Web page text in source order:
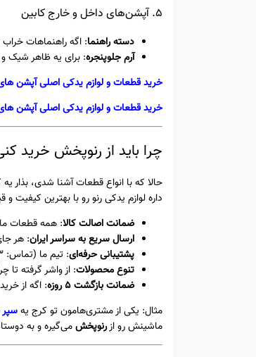
5. آپشن‌های داخل و خارج کابین
دسته راهنما: اگه راهنماهات
آرم جلوپنجره: برای یه ظاهر شیک و
خرید قطعات و لوازم یدکی اصلی آپشن
خرید قطعات و لوازم یدکی اصلی آپشن
چرا باید از رنوپخش خرید
حالا که با انواع قطعات آشنا شدی، بذار
داره لوازم یدکی رنو رو با بهترین
ضمانت اصالت کالا: همه قطعات ما
ارسال سریع به سراسر ایران: هر
پشتیبانی حرفه‌ای: تیم ما (تماس:
تنوع محصولات: از واشر گرفته تا
ضمانت بازگشت 5 روزه
: اگه از
مثال: یکی از مشتری‌هامون تو کرج یهسپر
ماشینش رو ازرنوپخشمی‌گیره و به